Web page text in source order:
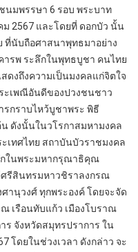
นมพรรษา 6 รอบ พระบาท
ม 2567 และโดยที่ ดอกบัว นั้น
ที่นับถือศาสนาพุทธมาอย่าง
รพ ระลึกในพุทธบูชา คนไทย
ดงถึงความเป็นมงคลแก่จิตใจ
ะเพณีอันดีของปวงชนชาว
กราบไหว้บูชาพระ พิธี
ดังนั้นในวโรกาสมหามงคล
เทศไทย สถาบันบัวราชมงคล
กในพระมหากรุณาธิคุณ
รีสินทรมหาวชิราลงกรณ
านุวงศ์ ทุกพระองค์ โดยจะจัด
เรือนทับแก้ว เมืองโบราณ
ร จังหวัดสมุทรปราการ ใน
โดยในช่วงเวลา ดังกล่าว จะ